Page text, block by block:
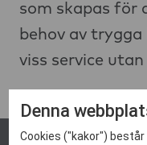
som skapas för
behov av trygga
viss service
GENOMFÖRT
Denna
Cookies ("kakor")